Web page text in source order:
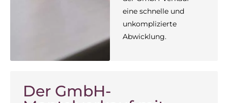
eine schnelle und
unkomplizierte
Abwicklung.
Der GmbH-